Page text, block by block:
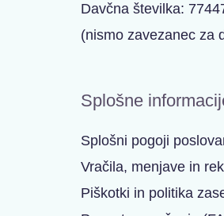
Davčna številka:
(nismo zavezanec za
Splošne
Splošni pogoji
Vračila, menjave in
Piškotki in politika